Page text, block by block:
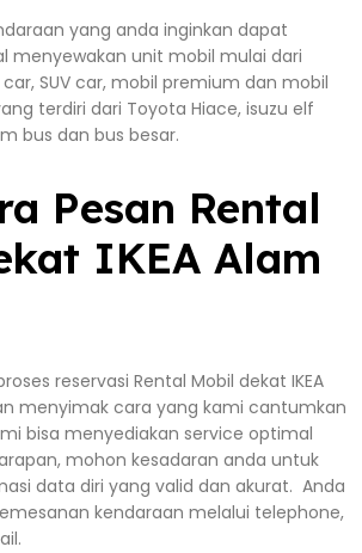
yang anda inginkan dapat
menyewakan unit mobil mulai dari
SUV car, mobil premium dan mobil
terdiri dari Toyota Hiace, isuzu elf
bus dan bus besar.
Pesan Rental
IKEA Alam
reservasi Rental Mobil dekat IKEA
menyimak cara yang kami cantumkan
bisa menyediakan service optimal
mohon kesadaran anda untuk
data diri yang valid dan akurat. Anda
kendaraan melalui telephone,